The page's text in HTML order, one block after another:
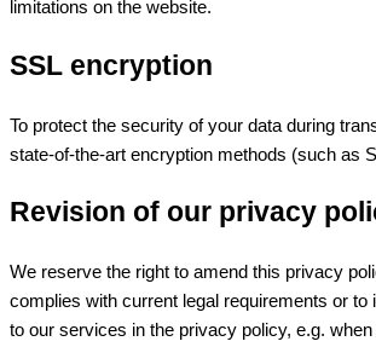
limitations on the website.
SSL encryption
To protect the security of your data during
state-of-the-art encryption methods (such as
Revision of our privacy
We reserve the right to amend this privacy
complies with current legal requirements or to
to our services in the privacy policy, e.g.